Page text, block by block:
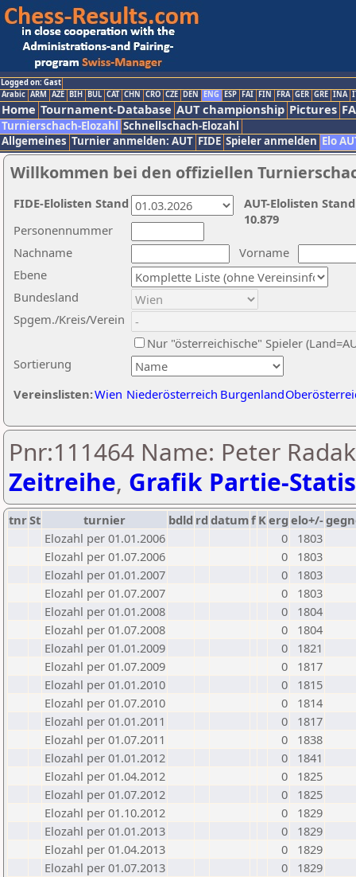
Logged on: Gast
Arabic ARM AZE BIH BUL CAT CHN CRO CZE DEN ENG ESP FAI FIN FRA GER GRE INA
Home Tournament-Database AUT championship Pictures
Turnierschach-Elozahl Schnellschach-Elozahl
Allgemeines Turnier anmelden: AUT FIDE Spieler anmelden Elo
Willkommen bei den offiziellen
Nachname
Vorname
Ebene
Sortierung
Personennummer
Bundesland
Spgem./Kreis/Verein
Nur "österreichische" Spieler
Vereinslisten:Wien Niederösterreich Burgenland
AUT-Elolisten
10.879
FIDE-Elolisten Stand
Pnr:111464 Name: Peter
Zeitreihe, Grafik Partie-
tnrSt turnier bdld rd datumf Kerg elo+/-
Elozahl per 01.01.2006
0
1803
Elozahl per 01.07.2006
0
1803
Elozahl per 01.01.2007
0
1803
Elozahl per 01.07.2007
0
1803
Elozahl per 01.01.2008
0
1804
Elozahl per 01.07.2008
0
1804
Elozahl per 01.01.2009
0
1821
Elozahl per 01.07.2009
0
1817
Elozahl per 01.01.2010
0
1815
Elozahl per 01.07.2010
0
1814
Elozahl per 01.01.2011
0
1817
Elozahl per 01.07.2011
0
1838
Elozahl per 01.01.2012
0
1841
Elozahl per 01.04.2012
0
1825
Elozahl per 01.07.2012
0
1825
Elozahl per 01.10.2012
0
1829
Elozahl per 01.01.2013
0
1829
Elozahl per 01.04.2013
0
1829
Elozahl per 01.07.2013
0
1829